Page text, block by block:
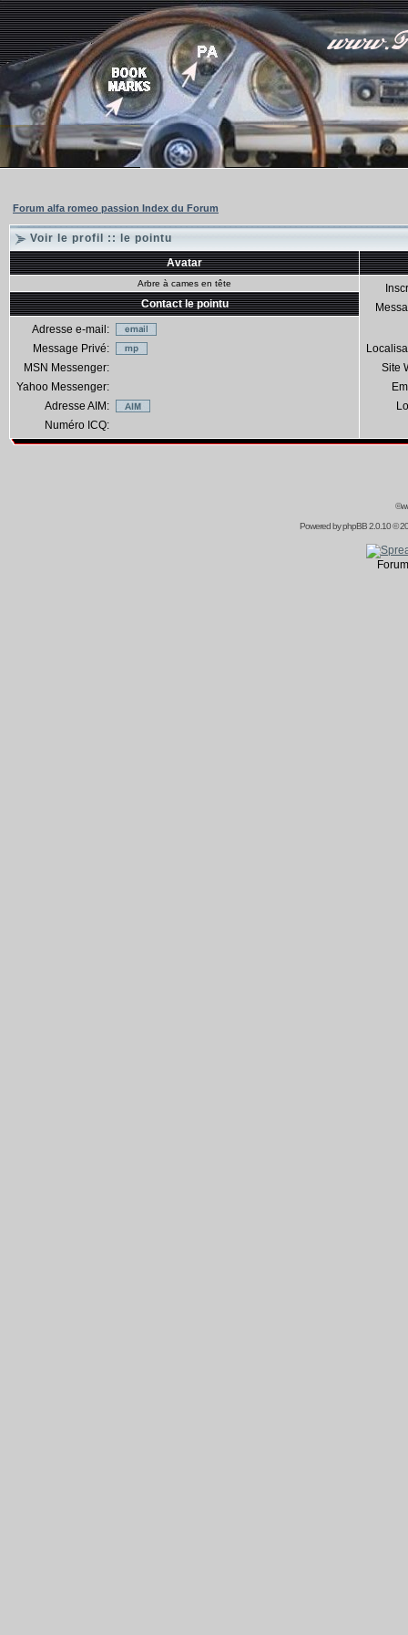
Forum alfa romeo passion Index du Forum
Voir le profil :: le pointu
Avatar
Arbre à cames en tête
Site
Contact le pointu
Adresse e-mail:
Message Privé:
MSN Messenger:
Yahoo Messenger:
Adresse AIM:
Numéro ICQ:
Powered byphpBB2.0.10 ©